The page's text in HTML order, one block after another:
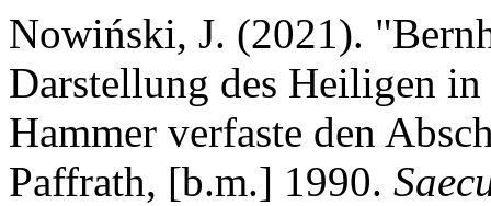
Nowiński, J. (2021).
Darstellung des Heiligen
Hammer verfaste den
Paffrath, [b.m.] 1990.